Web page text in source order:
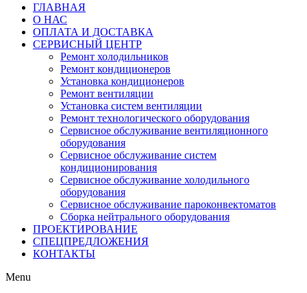
ГЛАВНАЯ
О НАС
ОПЛАТА И ДОСТАВКА
СЕРВИСНЫЙ ЦЕНТР
Ремонт холодильников
Ремонт кондиционеров
Установка кондиционеров
Ремонт вентиляции
Установка систем вентиляции
Ремонт технологического оборудования
Cервисное обслуживание вентиляционного
оборудования
Cервисное обслуживание систем
кондиционирования
Cервисное обслуживание холодильного
оборудования
Сервисное обслуживание пароконвектоматов
Сборка нейтрального оборудования
ПРОЕКТИРОВАНИЕ
СПЕЦПРЕДЛОЖЕНИЯ
КОНТАКТЫ
Menu